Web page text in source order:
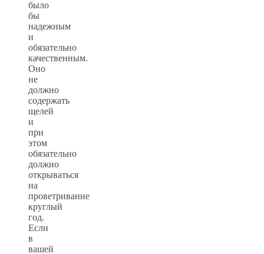
было
бы
надежным
и
обязательно
качественным.
Оно
не
должно
содержать
щелей
и
при
этом
обязательно
должно
открываться
на
проветривание
круглый
год.
Если
в
вашей